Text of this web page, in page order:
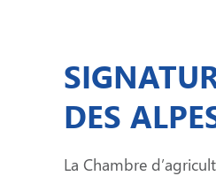
DES
La Chambre